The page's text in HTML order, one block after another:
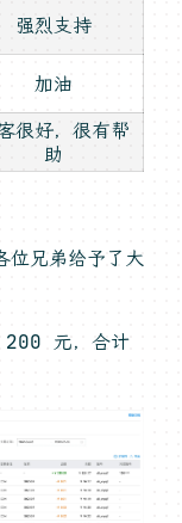
强烈支持
加油
很好，很有帮
助
位兄弟给予了大
200 元，合计